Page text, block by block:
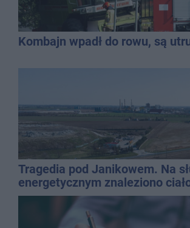
Kombajn wpadł do rowu, są
Tragedia pod Janikowem. Na
energetycznym znaleziono
mężczyzny